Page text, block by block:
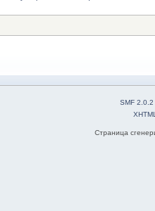
SMF 2.0.2
Страница